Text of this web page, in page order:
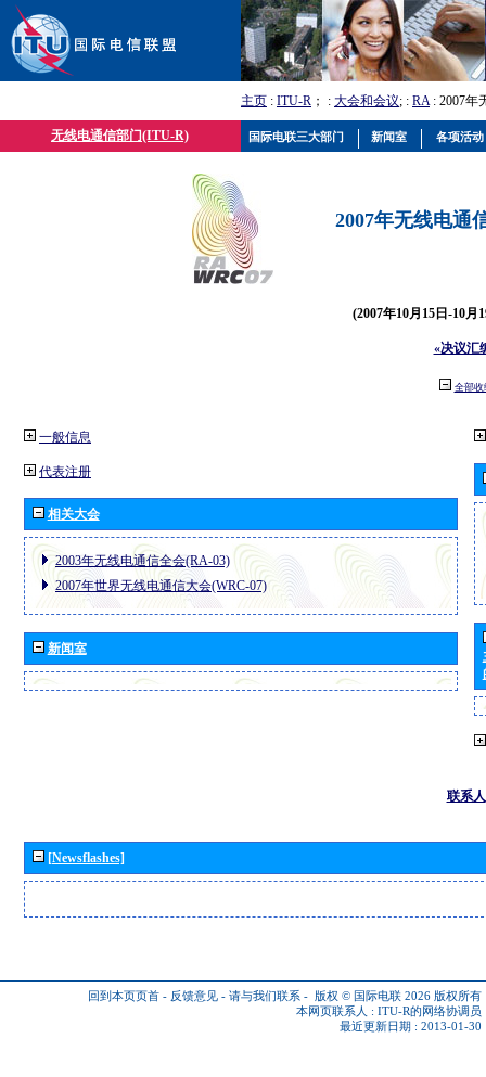
主页 : ITU-R ； : 大会和会议; : RA: 2007年
无线电通信部门(ITU-R)
2007年无线电通
(2007年10月15日-10月
«决议汇
全部收
一般信息
代表注册
相关大会
2003年无线电通信全会(RA-03)
2007年世界无线电通信大会(WRC-07)
新闻室
联系人
[Newsflashes]
回到本页页首 - 反馈意见 - 请与我们联系 - 版权 © 国际电联 2026 版权所有
本网页联系人 : ITU-R的网络协调员
最近更新日期 : 2013-01-30
国际电联三大部门 新闻室 各项活动